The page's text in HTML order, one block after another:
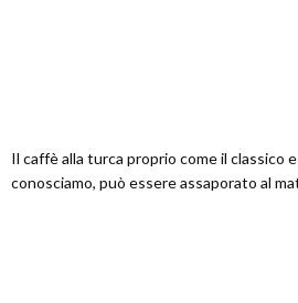
Il caffè alla turca proprio come il classico
conosciamo, può essere assaporato al